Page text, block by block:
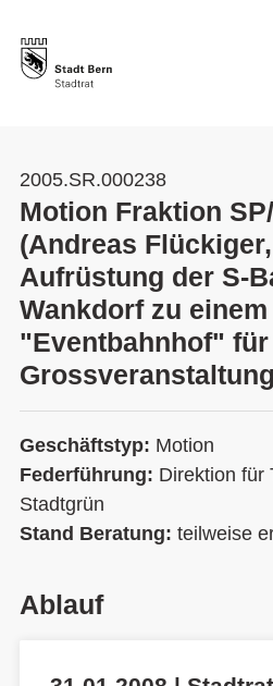
2005.SR.000238
Motion Fraktion
(Andreas
Aufrüstung der S-
Wankdorf zu einem
"Eventbahnhof" für
Geschäftstyp: Motion
Federführung: Direktion für
Stadtgrün
Stand Beratung: teilweise
Ablauf